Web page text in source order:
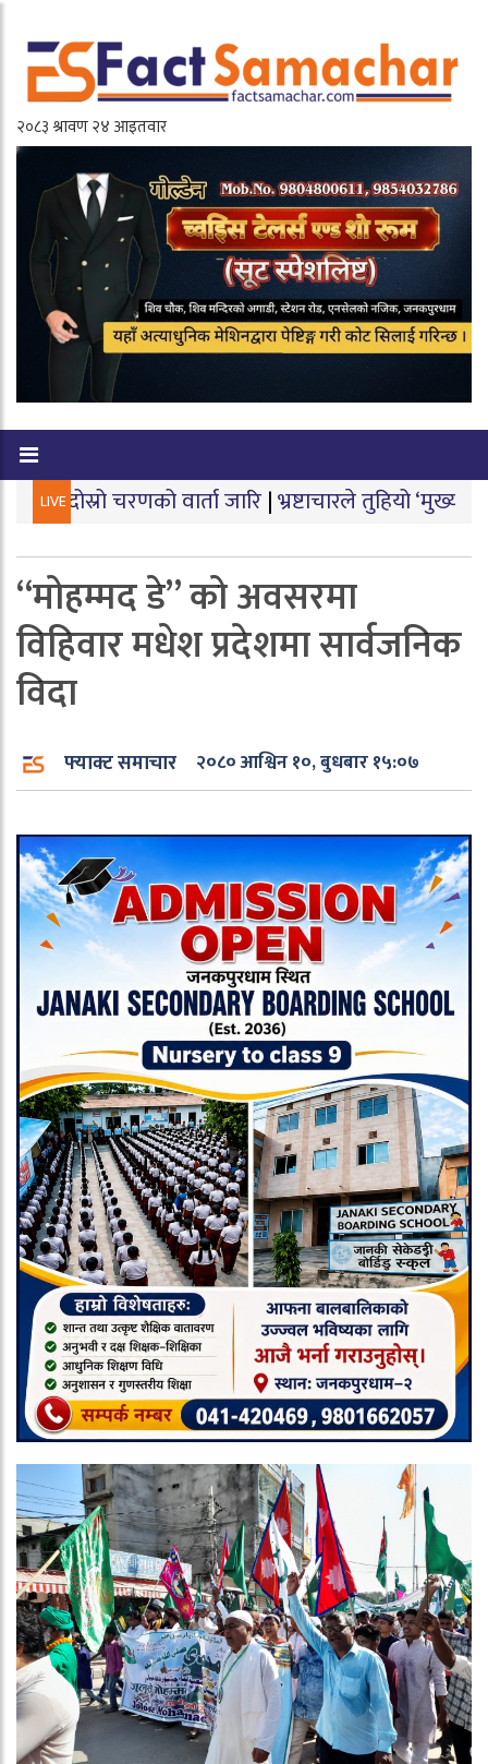
LIVEवार्ता जारि|भ्रष्टाचारले तुहियो ‘मुख्यमन्त्री बेटी
“मोहम्मद डे” को अवसरमा
विहिवार मधेश प्रदेशमा सार्वजनिक
विदा
फ्याक्ट समाचार २०८० आश्विन १०, बुधबार १५:०७